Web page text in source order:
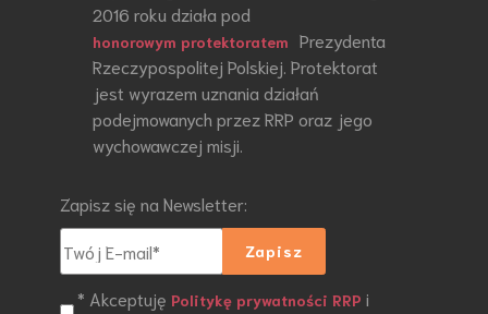
2016 roku działa pod
honorowym protektoratem
Prezydenta
Rzeczypospolitej Polskiej. Protektorat
jest wyrazem uznania działań
podejmowanych przez RRP oraz jego
wychowawczej misji.
Zapisz się na Newsletter:
* AkceptujęPolitykę prywatności RRP i